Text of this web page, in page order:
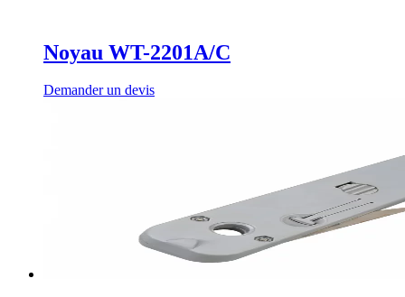
Noyau WT-2201A/C
Demander un devis